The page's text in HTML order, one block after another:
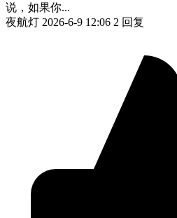
说，如果你...
夜航灯 2026-6-9 12:06 2 回复